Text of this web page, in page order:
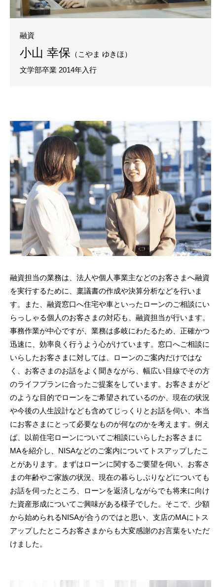
融資
小山 幸保 （こやま ゆきほ）
文学部卒業 2014年入行
融資担当の業務は、法人や個人事業主などのお客さまへ融資
を実行するために、稟議書の作成や決算分析などを行いま
す。また、融資窓口へ住宅や車といったローンのご相談にい
らっしゃる個人のお客さまの対応も、融資担当が行います。
事務作業が中心ですが、業務は多岐にわたるため、正確かつ
迅速に、効率良く行うよう心がけています。窓口へご相談に
いらしたお客さまに対しては、ローンのご案内だけではな
く、お客さまのお話をよく聞きながら、幅広い目線でその方
のライフプランに合ったご提案をしています。お客さまがど
のような目的でローンをご希望されているのか、現在の状況
や今後の人生設計なども含めてじっくりとお話を伺い、本当
にお客さまにとって必要なものが何なのかを考えます。例え
ば、以前住宅ローンについてご相談にいらしたお客さまに
MAを紹介し、NISAなどのご案内についてトスアップしたこ
とがあります。まずはローンに関するご要望を伺い、お客さ
まの年齢やご家族の状況、現在の暮らしぶりなどについても
お話を伺ったところ、ローンを返済しながらでも将来に向け
た資産形成についてご興味がある様子でした。そこで、少額
から始められるNISAが合うのではと思い、支店のMAにトス
アップしたところお客さまからも大変感謝のお言葉をいただ
けました。